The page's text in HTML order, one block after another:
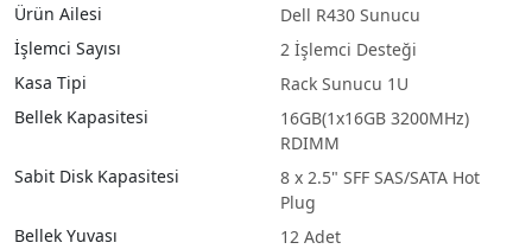
Ürün Ailesi
Dell R430 Sunucu
İşlemci Sayısı
2 İşlemci Desteği
Kasa Tipi
Rack Sunucu 1U
Bellek Kapasitesi
16GB(1x16GB 3200MHz)
RDIMM
Sabit Disk Kapasitesi
8 x 2.5" SFF SAS/SATA Hot
Plug
Bellek Yuvası
12 Adet